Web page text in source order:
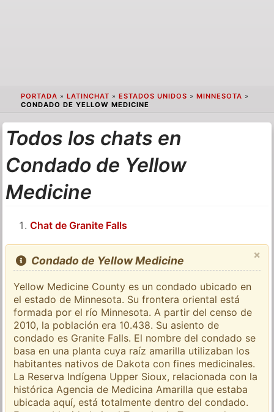
PORTADA » LATINCHAT » ESTADOS UNIDOS » MINNESOTA »
CONDADO DE YELLOW MEDICINE
Todos los chats en
Condado de Yellow
Medicine
Chat de Granite Falls
×
Condado de Yellow Medicine
Yellow Medicine County es un condado ubicado en
el estado de Minnesota. Su frontera oriental está
formada por el río Minnesota. A partir del censo de
2010, la población era 10.438. Su asiento de
condado es Granite Falls. El nombre del condado se
basa en una planta cuya raíz amarilla utilizaban los
habitantes nativos de Dakota con fines medicinales.
La Reserva Indígena Upper Sioux, relacionada con la
histórica Agencia de Medicina Amarilla que estaba
ubicada aquí, está totalmente dentro del condado.